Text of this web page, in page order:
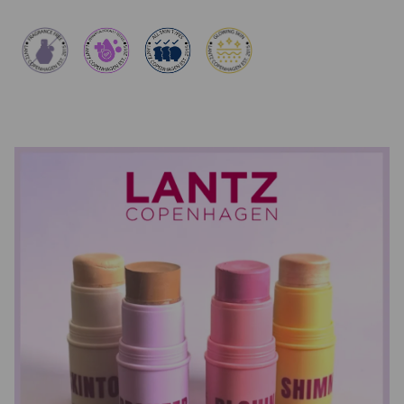
Free shipping on orders over 699 DKK.
30 days full return policy (packaging must be unopened).
Remember to note your order number in your inquiry.
Our light therapy devices – including both masks and
lightweight, compact batteries
comfortable and easy to use in everyday routines. This also means that
18–24 months , depending on usage patterns.
1-year warranty on all devices, based on factory settings
and proper use.